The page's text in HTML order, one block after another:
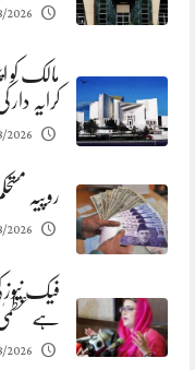
2026
مالک کو
کرایہ
2026
روپیہ مستحکم،
2026
فیک نیوز
ہے
2026